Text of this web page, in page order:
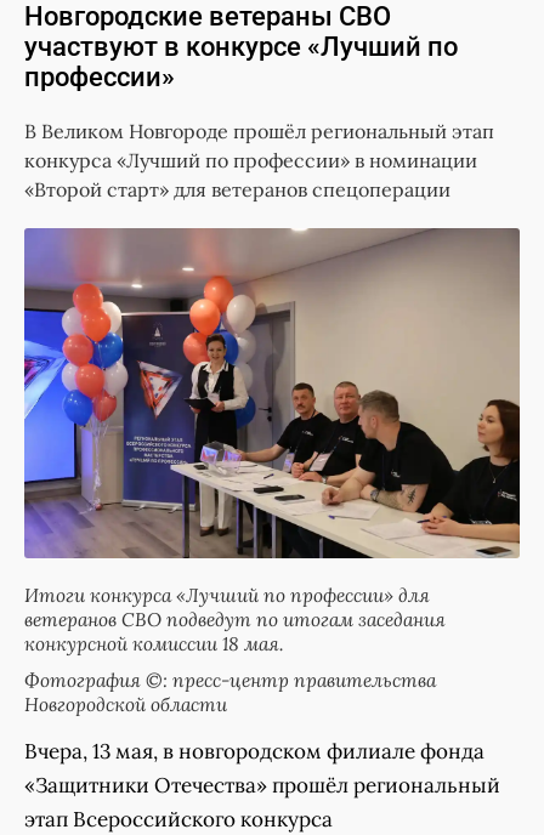
Новгородские ветераны СВО
участвуют в конкурсе «Лучший по
профессии»
В Великом Новгороде прошёл региональный этап
конкурса «Лучший по профессии» в номинации
«Второй старт» для ветеранов спецоперации
Итоги конкурса «Лучший по профессии» для
ветеранов СВО подведут по итогам заседания
конкурсной комиссии 18 мая.
Фотография ©: пресс-центр правительства
Новгородской области
Вчера, 13 мая, в новгородском филиале фонда
«Защитники Отечества» прошёл региональный
этап Всероссийского конкурса